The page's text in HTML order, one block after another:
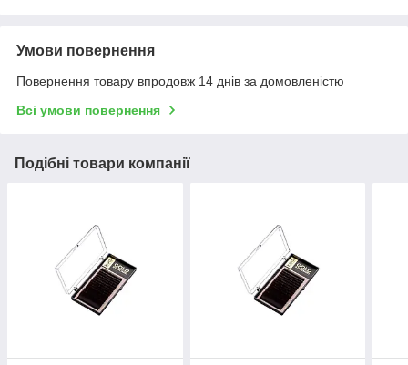
Умови повернення
Повернення товару впродовж 14 днів за домовленістю
Всі умови повернення
Подібні товари компанії